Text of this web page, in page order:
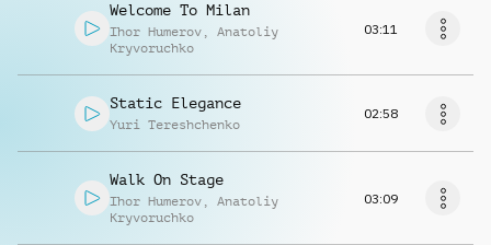
Welcome To Milan
Ihor Humerov , Anatoliy
Kryvoruchko
03:11
Static Elegance
Yuri Tereshchenko
02:58
Walk On Stage
Ihor Humerov , Anatoliy
Kryvoruchko
03:09